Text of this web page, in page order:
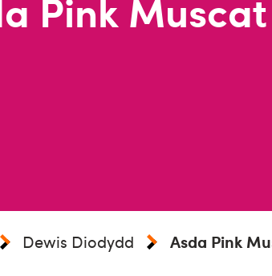
Dewis Diodydd Asda Pink